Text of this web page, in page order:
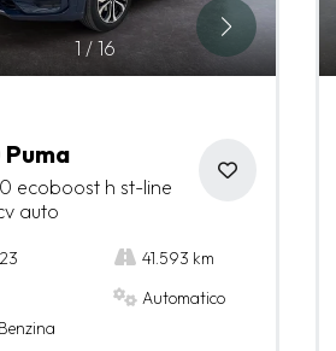
1 / 16
Puma
ecoboost h st-line
auto
41.593 km
Automatico